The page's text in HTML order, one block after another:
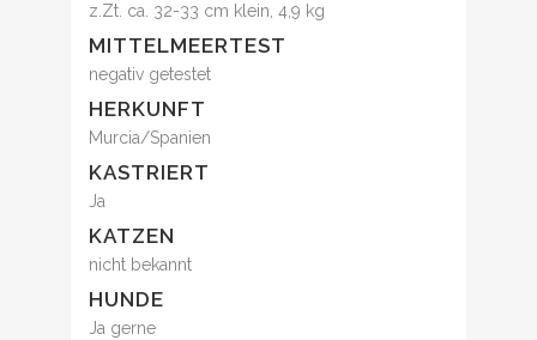
z.Zt. ca. 32-33 cm klein, 4,9 kg
MITTELMEERTEST
negativ getestet
HERKUNFT
Murcia/Spanien
KASTRIERT
Ja
KATZEN
nicht bekannt
HUNDE
Ja gerne